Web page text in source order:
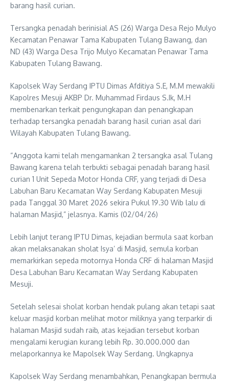
barang hasil curian.
Tersangka penadah berinisial AS (26) Warga Desa Rejo Mulyo
Kecamatan Penawar Tama Kabupaten Tulang Bawang, dan
ND (43) Warga Desa Trijo Mulyo Kecamatan Penawar Tama
Kabupaten Tulang Bawang.
Kapolsek Way Serdang IPTU Dimas Afditiya S.E, M.M mewakili
Kapolres Mesuji AKBP Dr. Muhammad Firdaus S.Ik, M.H
membenarkan terkait pengungkapan dan penangkapan
terhadap tersangka penadah barang hasil curian asal dari
Wilayah Kabupaten Tulang Bawang.
“Anggota kami telah mengamankan 2 tersangka asal Tulang
Bawang karena telah terbukti sebagai penadah barang hasil
curian 1 Unit Sepeda Motor Honda CRF, yang terjadi di Desa
Labuhan Baru Kecamatan Way Serdang Kabupaten Mesuji
pada Tanggal 30 Maret 2026 sekira Pukul 19.30 Wib lalu di
halaman Masjid,” jelasnya. Kamis (02/04/26)
Lebih lanjut terang IPTU Dimas, kejadian bermula saat korban
akan melaksanakan sholat Isya’ di Masjid, semula korban
memarkirkan sepeda motornya Honda CRF di halaman Masjid
Desa Labuhan Baru Kecamatan Way Serdang Kabupaten
Mesuji.
Setelah selesai sholat korban hendak pulang akan tetapi saat
keluar masjid korban melihat motor miliknya yang terparkir di
halaman Masjid sudah raib, atas kejadian tersebut korban
mengalami kerugian kurang lebih Rp. 30.000.000 dan
melaporkannya ke Mapolsek Way Serdang. Ungkapnya
Kapolsek Way Serdang menambahkan, Penangkapan bermula